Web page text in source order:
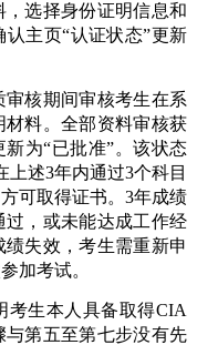
选择身份证明信息和
认主页“认证状态”更新
核期间审核考生在系
料。全部资料审核获
为“已批准”。该状态
述3年内通过3个科目
可取得证书。3年成绩
，或未能达成工作经
失效，考生需重新申
加考试。
考生本人具备取得CIA
第五至第七步没有先